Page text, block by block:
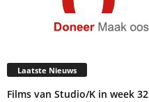
Laatste Nieuws
Films van Studio/K in week 32